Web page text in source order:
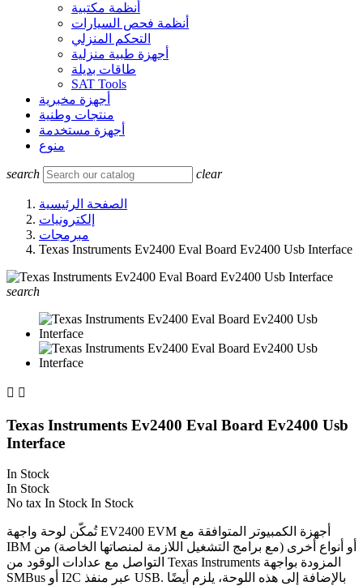
أنظمة مكتبية
أنظمة فحص السيارات
التحكم المنزلي
أجهزة طبية منزلية
طاقات بديلة
SAT Tools
أجهزة مخبرية
منتجات وطنية
أجهزة مستخدمة
منوع
search clear
الصفحة الرئيسية
إلكترونيات
مبرمجات
Texas Instruments Ev2400 Eval Board Ev2400 Usb Interface
search
 
Texas Instruments Ev2400 Eval Board Ev2400 Usb
Interface
In Stock
In Stock
No tax In Stock In Stock
تُمكّن لوحة واجهة EV2400 EVM أجهزة الكمبيوتر المتوافقة مع
IBM أو أنواع أخرى (مع برامج التشغيل اللازمة لمنصاتها الخاصة) من
التواصل مع عدادات الوقود من Texas Instruments المزودة بواجهة
SMBus أو I2C عبر منفذ USB. بالإضافة إلى هذه اللوحة، يلزم أيضًا